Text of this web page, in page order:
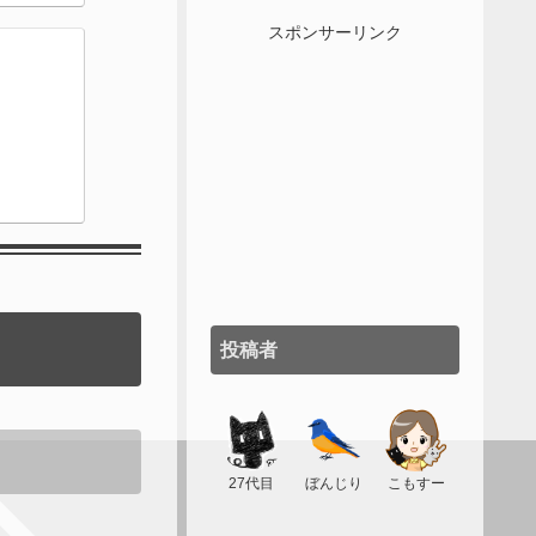
スポンサーリンク
投稿者
27代目 ぼんじり こもすー